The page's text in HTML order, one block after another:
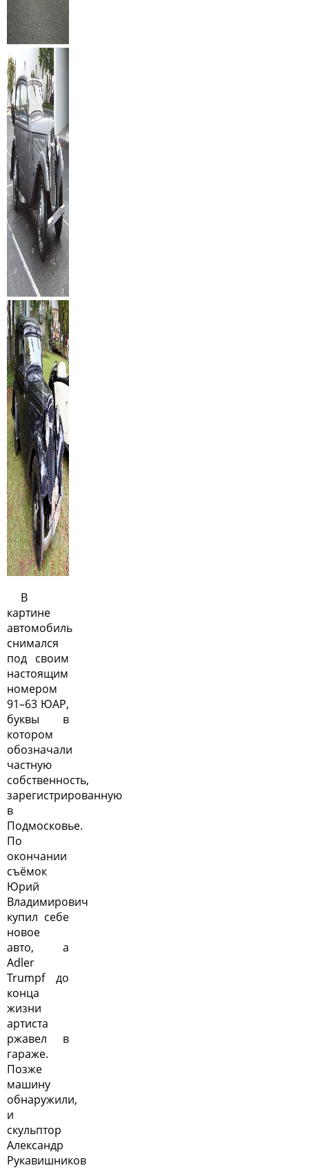
В
картине
автомобиль
снимался
под своим
настоящим
номером
91–63 ЮАР,
буквы в
котором
обозначали
частную
собственность,
зарегистрированную
в
Подмосковье.
По
окончании
съёмок
Юрий
Владимирович
купил себе
новое
авто, а
Adler
Trumpf до
конца
жизни
артиста
ржавел в
гараже.
Позже
машину
обнаружили,
и
скульптор
Александр
Рукавишников